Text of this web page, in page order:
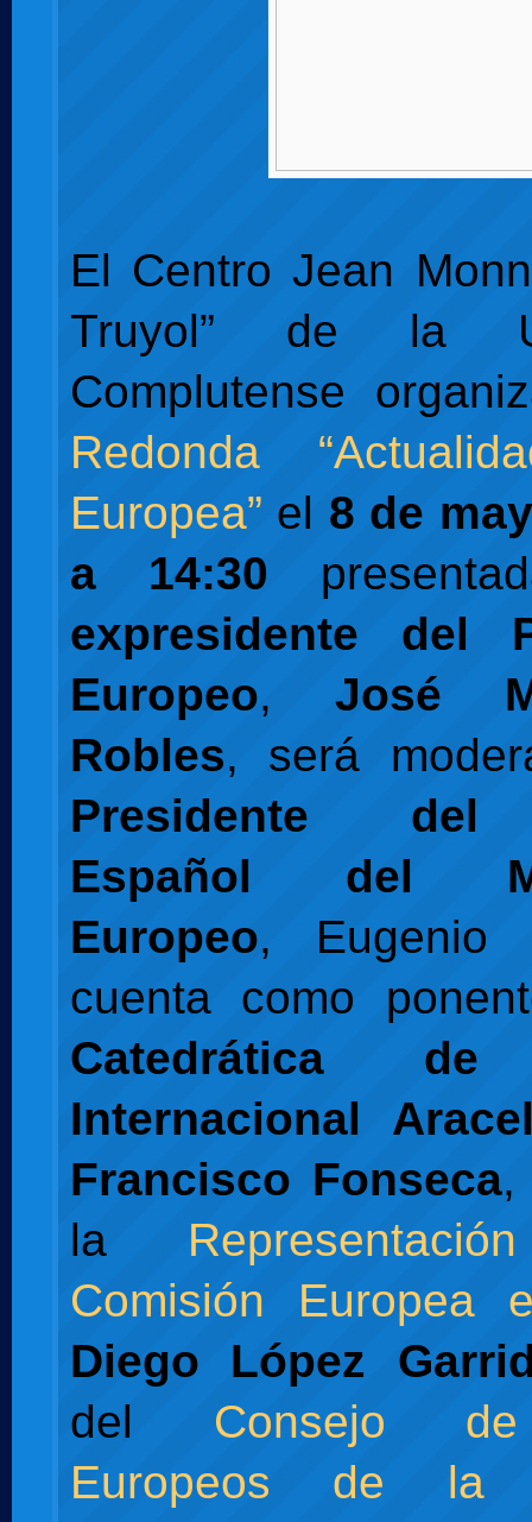
El Centro Jean
Truyol” de la
Complutense
Redonda
Europea” el 8 de
a 14:30
expresidente del
Europeo, José
Robles, será
Presidente del
Español del
Europeo, Eugenio
cuenta como
Catedrática de
Internacional
Francisco Fonseca,
la
Comisión Europea
Diego López
del Consejo
Europeos de la